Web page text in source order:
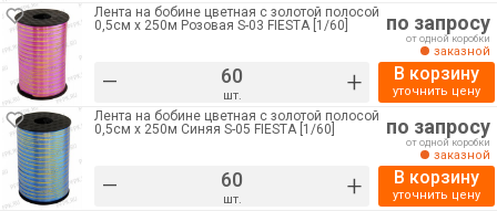
Лента на бобине цветная с золотой полосой
0,5см х 250м Розовая S-03 FIESTA [1/60]
– шт. +
по запросу
от одной коробки
заказной
В корзину
уточнить цену
Лента на бобине цветная с золотой полосой
0,5см х 250м Синяя S-05 FIESTA [1/60]
– шт. +
по запросу
от одной коробки
заказной
В корзину
уточнить цену